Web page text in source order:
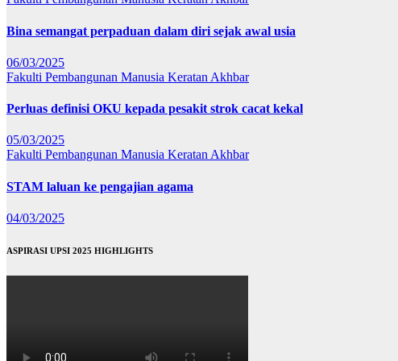
Bina semangat perpaduan dalam diri sejak awal usia
06/03/2025
Fakulti Pembangunan Manusia Keratan Akhbar
Perluas definisi OKU kepada pesakit strok cacat kekal
05/03/2025
Fakulti Pembangunan Manusia Keratan Akhbar
STAM laluan ke pengajian agama
04/03/2025
ASPIRASI UPSI 2025 HIGHLIGHTS